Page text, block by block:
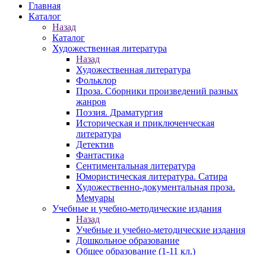
Главная
Каталог
Назад
Каталог
Художественная литература
Назад
Художественная литература
Фольклор
Проза. Сборники произведений разных
жанров
Поэзия. Драматургия
Историческая и приключенческая
литература
Детектив
Фантастика
Сентиментальная литература
Юмористическая литература. Сатира
Художественно-документальная проза.
Мемуары
Учебные и учебно-методические издания
Назад
Учебные и учебно-методические издания
Дошкольное образование
Общее образование (1-11 кл.)